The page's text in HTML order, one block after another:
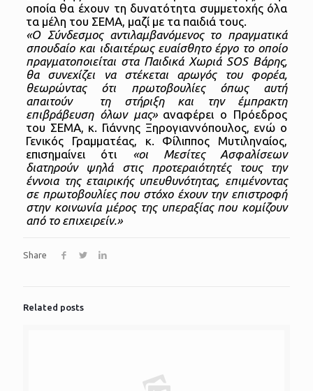
οποία θα έχουν τη δυνατότητα συμμετοχής όλα
τα μέλη του ΣΕΜΑ, μαζί με τα παιδιά τους.
«Ο Σύνδεσμος αντιλαμβανόμενος το πραγματικά
σπουδαίο και ιδιαιτέρως ευαίσθητο έργο το οποίο
πραγματοποιείται στα Παιδικά Χωριά SOS Βάρης,
θα συνεχίζει να στέκεται αρωγός του φορέα,
θεωρώντας ότι πρωτοβουλίες όπως αυτή
απαιτούν τη στήριξη και την έμπρακτη
επιβράβευση όλων μας»αναφέρει ο Πρόεδρος
του ΣΕΜΑ, κ. Γιάννης Ξηρογιαννόπουλος, ενώ ο
Γενικός Γραμματέας, κ. Φίλιππος Μυτιληναίος,
επισημαίνει ότι «οι Μεσίτες Ασφαλίσεων
διατηρούν ψηλά στις προτεραιότητές τους την
έννοια της εταιρικής υπευθυνότητας, επιμένοντας
σε πρωτοβουλίες που στόχο έχουν την επιστροφή
στην κοινωνία μέρος της υπεραξίας που κομίζουν
από το επιχειρείν.»
Share
Related posts